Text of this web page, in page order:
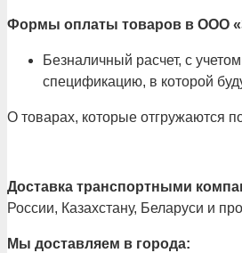
Формы оплаты товаров в ООО
Безналичный расчет, с
спецификацию, в которой
О товарах, которые отгружаются
Доставка транспортными
России, Казахстану, Беларуси и
Мы доставляем в города: